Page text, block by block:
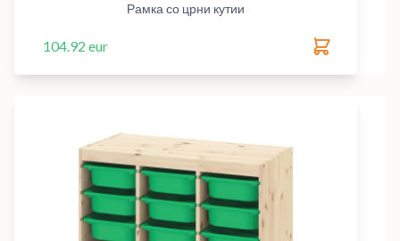
Рамка со црни кутии
104.92 eur